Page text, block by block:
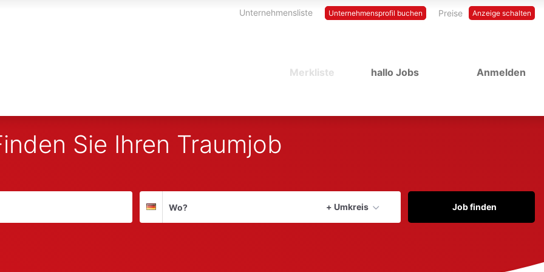
Anzeige schalten
Unternehmensliste Unternehmensprofil buchen Preise
Anmelden
Merkliste hallo Jobs
Sie Ihren Traumjob
Deutschland
+ Umkreis
Aktuellen Ort verwenden
Job finden